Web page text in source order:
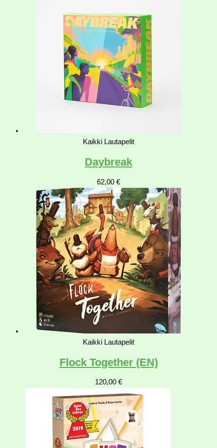
Kaikki Lautapelit
Daybreak
62,00 €
Kaikki Lautapelit
Flock Together (EN)
120,00 €